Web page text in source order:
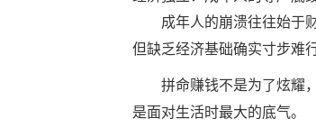
成年人的崩溃往往始于
但缺乏经济基础确实寸步难行
拼命赚钱不是为了炫耀
是面对生活时最大的底气。